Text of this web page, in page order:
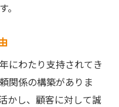
にわたり支持されてき
関係の構築がありま
かし、顧客に対して誠